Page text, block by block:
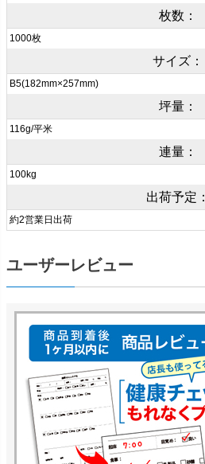
枚数：
1000枚
サイズ：
B5(182mm×257mm)
坪量：
116g/平米
連量：
100kg
出荷予定：
約2営業日出荷
ユーザーレビュー